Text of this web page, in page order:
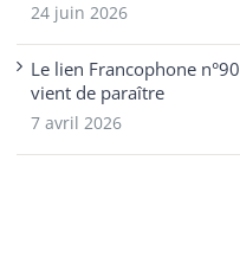
24 juin 2026
Le lien Francophone n°90
vient de paraître
7 avril 2026